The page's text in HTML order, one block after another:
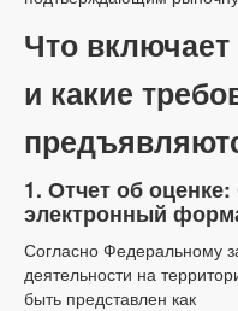
Что включает
и какие
1. Отчет об
электронный
Согласно Федеральному
деятельности на
быть представлен как